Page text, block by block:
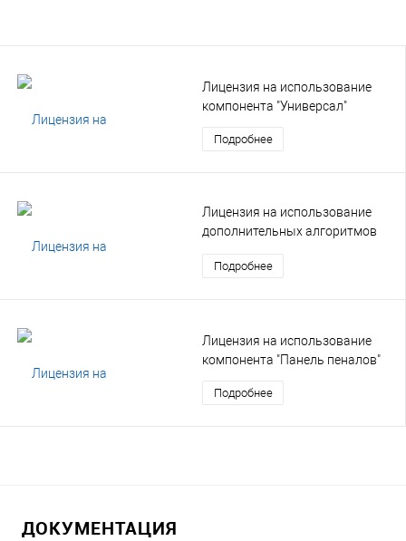
Лицензия на использование
компонента "Универсал"
Подробнее
Лицензия на использование
дополнительных алгоритмов
Подробнее
Лицензия на использование
компонента "Панель пеналов"
Подробнее
ДОКУМЕНТАЦИЯ